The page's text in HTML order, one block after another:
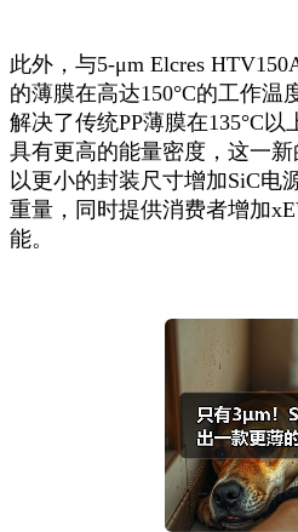
此外，与5-μm Elcres
的薄膜在高达150°C的工作温
解决了传统PP薄膜在135°C
具有更高的能量密度，这一
以更小的封装尺寸增加SiC电
重量，同时提供消费者增加
能。